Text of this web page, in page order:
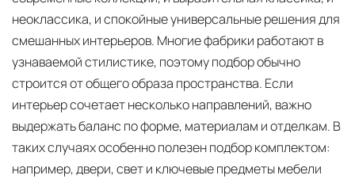
неоклассика, и спокойные универсальные решения для
смешанных интерьеров. Многие фабрики работают в
узнаваемой стилистике, поэтому подбор обычно
строится от общего образа пространства. Если
интерьер сочетает несколько направлений, важно
выдержать баланс по форме, материалам и отделкам. В
таких случаях особенно полезен подбор комплектом:
например, двери, свет и ключевые предметы мебели